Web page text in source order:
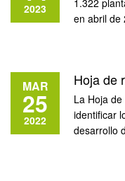
2023
1.322
en abril de
MAR
25
2022
Hoja de
La Hoja
identificar
desarrollo